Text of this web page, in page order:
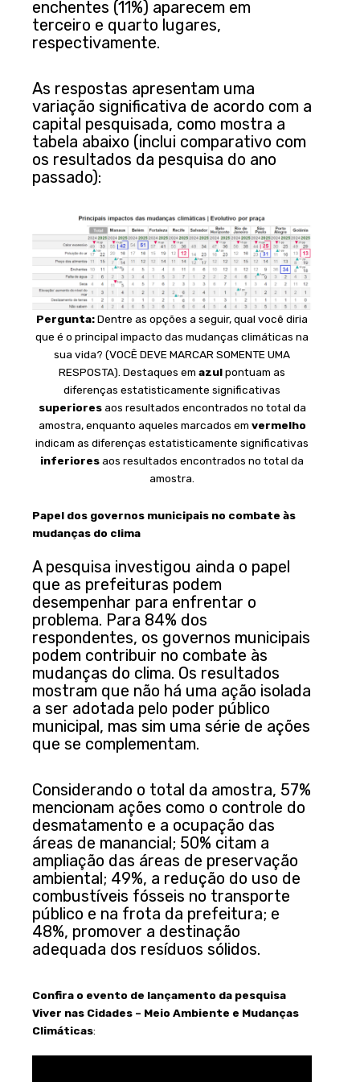
enchentes (11%) aparecem em
terceiro e quarto lugares,
respectivamente.
As respostas apresentam uma
variação significativa de acordo com a
capital pesquisada, como mostra a
tabela abaixo (inclui comparativo com
os resultados da pesquisa do ano
passado):
Pergunta:Dentre as opções a seguir, qual você diria
que é o principal impacto das mudanças climáticas na
sua vida? (VOCÊ DEVE MARCAR SOMENTE UMA
RESPOSTA). Destaques em azulpontuam as
diferenças estatisticamente significativas
superioresaos resultados encontrados no total da
amostra, enquanto aqueles marcados em vermelho
indicam as diferenças estatisticamente significativas
inferioresaos resultados encontrados no total da
amostra.
Papel dos governos municipais no combate às
mudanças do clima
A pesquisa investigou ainda o papel
que as prefeituras podem
desempenhar para enfrentar o
problema. Para 84% dos
respondentes, os governos municipais
podem contribuir no combate às
mudanças do clima. Os resultados
mostram que não há uma ação isolada
a ser adotada pelo poder público
municipal, mas sim uma série de ações
que se complementam.
Considerando o total da amostra, 57%
mencionam ações como o controle do
desmatamento e a ocupação das
áreas de manancial; 50% citam a
ampliação das áreas de preservação
ambiental; 49%, a redução do uso de
combustíveis fósseis no transporte
público e na frota da prefeitura; e
48%, promover a destinação
adequada dos resíduos sólidos.
Confira o evento de lançamento da pesquisa
Viver nas Cidades – Meio Ambiente e Mudanças
Climáticas: